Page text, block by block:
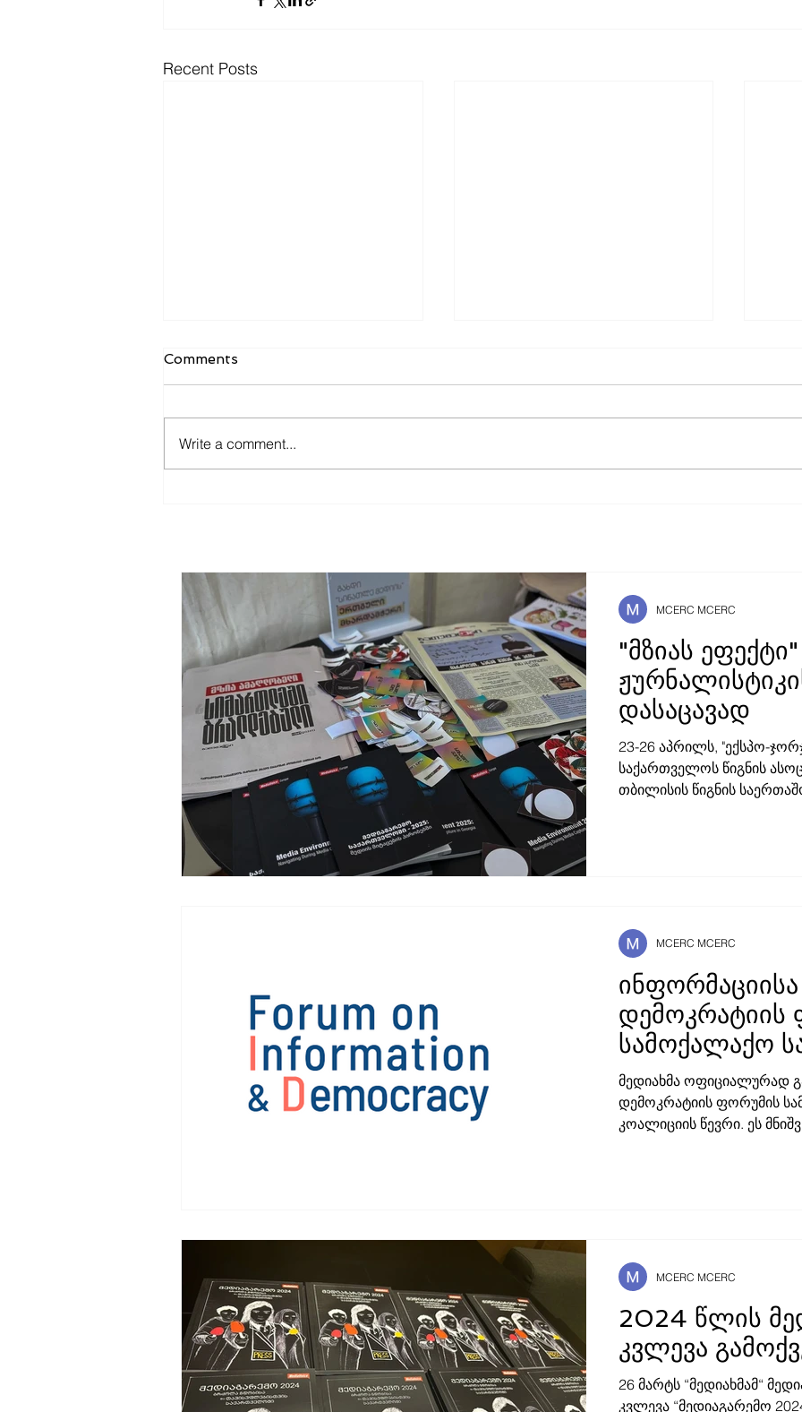
Recent Posts
თანამშრომლობა
Comments
Write a comment...
"მზიას
დასაცავად
23-26 აპრილს, "ექსპო-
საქართველოს წიგნის
თბილისის წიგნის
"სინათლე მედიას", ,
ონლაინ-მედია
MCERC MCERC
დემოკრატიის
სამოქალაქო
კოალიციასთან
მედიახმა ოფიციალურად
დემოკრატიის ფორუმის სამოქალაქო საზოგადოების
კოალიციის წევრი.
MCERC MCERC
2024 წლის
კვლევა
26 მარტს “მედიახმამ“
კვლევა “მედიაგარემო
MCERC MCERC